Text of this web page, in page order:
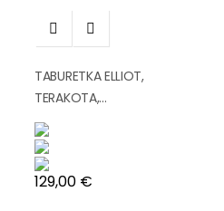
 
TABURETKA ELLIOT,
TERAKOTA,...
Cena
129,00 €